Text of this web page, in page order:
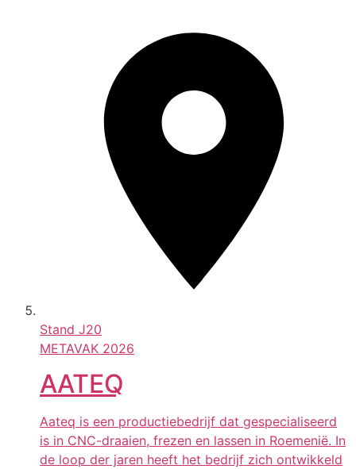
Stand J20
METAVAK 2026
AATEQ
Aateq is een productiebedrijf dat gespecialiseerd
is in CNC-draaien, frezen en lassen in Roemenië. In
de loop der jaren heeft het bedrijf zich ontwikkeld